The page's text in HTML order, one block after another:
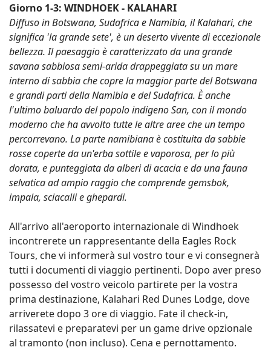
Giorno 1-3: WINDHOEK - KALAHARI
Diffuso in Botswana, Sudafrica e Namibia, il Kalahari, che
significa 'la grande sete', è un deserto vivente di eccezionale
bellezza. Il paesaggio è caratterizzato da una grande
savana sabbiosa semi-arida drappeggiata su un mare
interno di sabbia che copre la maggior parte del Botswana
e grandi parti della Namibia e del Sudafrica. È anche
l'ultimo baluardo del popolo indigeno San, con il mondo
moderno che ha avvolto tutte le altre aree che un tempo
percorrevano. La parte namibiana è costituita da sabbie
rosse coperte da un'erba sottile e vaporosa, per lo più
dorata, e punteggiata da alberi di acacia e da una fauna
selvatica ad ampio raggio che comprende gemsbok,
impala, sciacalli e ghepardi.
All'arrivo all'aeroporto internazionale di Windhoek
incontrerete un rappresentante della Eagles Rock
Tours, che vi informerà sul vostro tour e vi consegnerà
tutti i documenti di viaggio pertinenti. Dopo aver preso
possesso del vostro veicolo partirete per la vostra
prima destinazione, Kalahari Red Dunes Lodge, dove
arriverete dopo 3 ore di viaggio. Fate il check-in,
rilassatevi e preparatevi per un game drive opzionale
al tramonto (non incluso). Cena e pernottamento.